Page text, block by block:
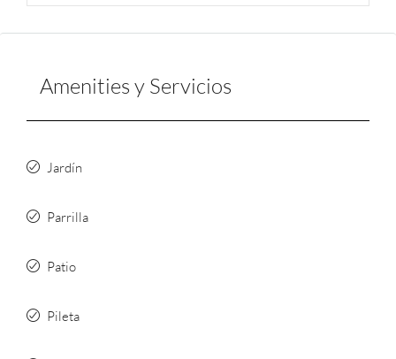
Amenities y Servicios
Jardín
Parrilla
Patio
Pileta